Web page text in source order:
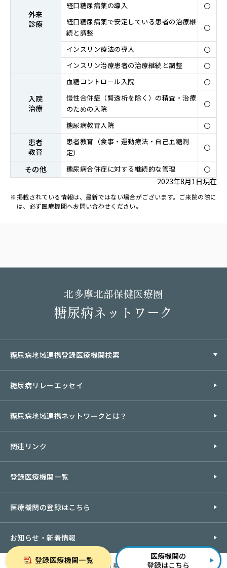
外来
診療
経⼝糖尿病薬の導⼊
経⼝糖尿病薬で安定している患者の治療継
続と調整
インスリン療法の導⼊
インスリン治療患者の治療継続と調整
⼊院
治療
⾎糖コントロール⼊院
慢性合併症（腎透析を除く）の精査・治療
のための入院
糖尿病教育入院
患者
教育
患者教育（⾷事・運動療法・⾃⼰⾎糖測
定）
その他 糖尿病合併症に対する継続的な管理
2023年8月1日現在
掲載されている情報は、最新ではない場合がございます。ご来院の際に
は、必ず医療機関へお問い合わせください。
北多摩北部保健医療圏
糖尿病ネットワーク
糖尿病地域連携登録医療機関検索
糖尿病リレーエッセイ
糖尿病地域連携ネットワークとは？
関連リンク
登録医療機関一覧
医療機関の登録はこちら
お知らせ・新着情報
©2022 北多摩北部医療圏 糖尿病ネットワーク委員会
登録医療機関一覧
医療機関の
登録はこちら